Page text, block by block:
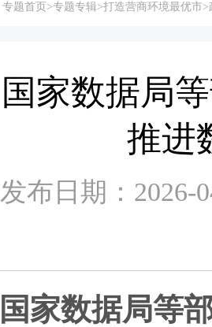
专题首页 >专题专辑>打造营商环境最优市>
国家数据局
推进
发布日期：
国家数据局等